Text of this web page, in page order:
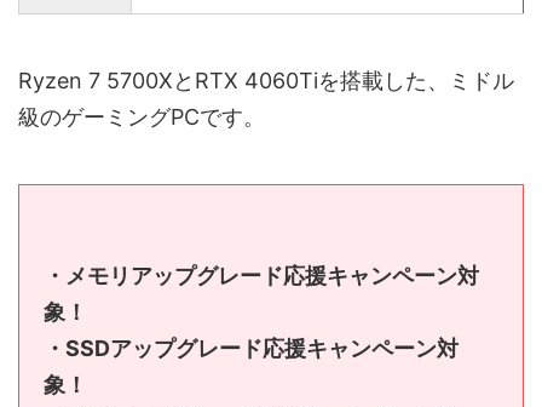
Ryzen 7 5700XとRTX 4060Tiを搭載した、ミドル
級のゲーミングPCです。
・メモリアップグレード応援キャンペーン対
象！
・SSDアップグレード応援キャンペーン対
象！